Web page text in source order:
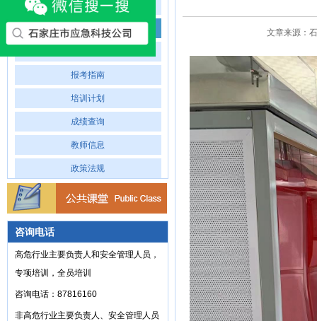
工作动态
图片新闻
报考指南
培训计划
成绩查询
教师信息
政策法规
咨询电话
高危行业主要负责人和安全管理人员，
专项培训，全员培训
咨询电话：87816160
非高危行业主要负责人、安全管理人员
文章来源：